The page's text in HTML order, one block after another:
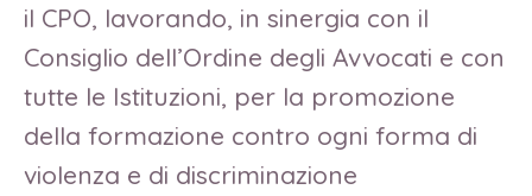
il CPO, lavorando, in sinergia con il
Consiglio dell’Ordine degli Avvocati e con
tutte le Istituzioni, per la promozione
della formazione contro ogni forma di
violenza e di discriminazione